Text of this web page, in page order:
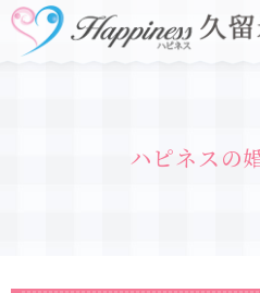
ハピネスの